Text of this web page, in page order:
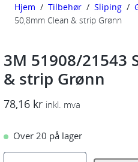
Hjem / Tilbehør / Sliping /
50,8mm Clean & strip Grønn
3M 51908/21543
& strip Grønn
78,16 kr inkl. mva
Over 20 på lager